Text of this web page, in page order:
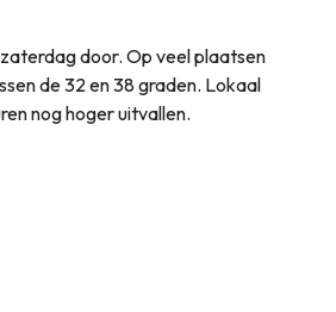
door. Op veel plaatsen
de 32 en 38 graden. Lokaal
nog hoger uitvallen.